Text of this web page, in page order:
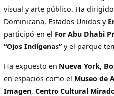
visual y arte público. Ha
Dominicana, Estados Unidos y
participó en el For Abu Dhabi
“Ojos Indígenas” y el parque
Ha expuesto en Nueva York,
en espacios como el Museo de
Imagen, Centro Cultural